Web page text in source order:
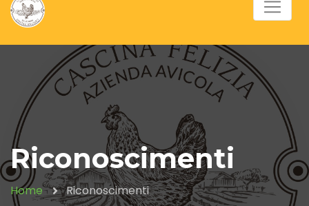
Riconoscimenti
Home Riconoscimenti